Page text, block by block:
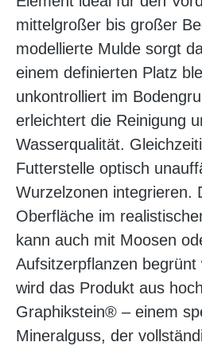
mittelgroßer bis großer
modellierte Mulde sorgt
einem definierten Platz
unkontrolliert im
erleichtert die Reinigung
Wasserqualität.
Futterstelle optisch
Wurzelzonen integrieren.
Oberfläche im
kann auch mit Moosen
Aufsitzerpflanzen
wird das Produkt aus
Graphikstein® – einem
Mineralguss, der